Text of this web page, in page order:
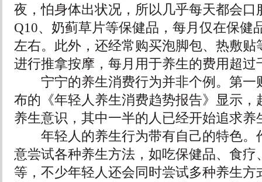
夜，怕身体出状况，所以几乎每天都会口
Q10、奶蓟草片等保健品，每月仅在保健
左右。此外，还经常购买泡脚包、热敷贴
进行推拿按摩，每月用于养生的费用超过
宁宁的养生消费行为并非个例。第一
布的《年轻人养生消费趋势报告》显示，
养生意识，其中一半的人已经开始追求养
年轻人的养生行为带有自己的特色。
意尝试各种养生方法，如吃保健品、食疗
等，不少年轻人还会同时尝试多种养生方